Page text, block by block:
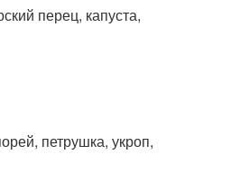
перец, капуста,
петрушка, укроп,